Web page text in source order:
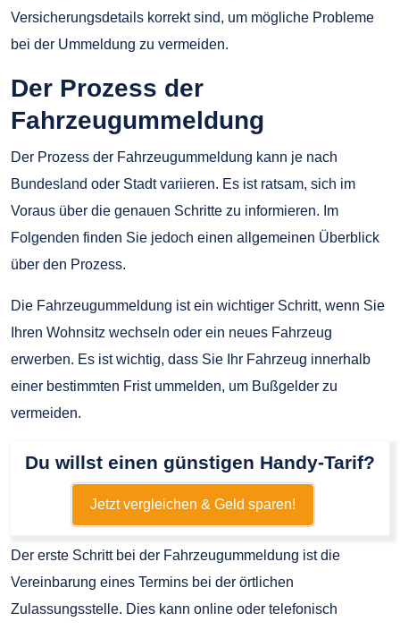
Versicherungsdetails korrekt sind, um mögliche Probleme
bei der Ummeldung zu vermeiden.
Der Prozess der
Fahrzeugummeldung
Der Prozess der Fahrzeugummeldung kann je nach
Bundesland oder Stadt variieren. Es ist ratsam, sich im
Voraus über die genauen Schritte zu informieren. Im
Folgenden finden Sie jedoch einen allgemeinen Überblick
über den Prozess.
Die Fahrzeugummeldung ist ein wichtiger Schritt, wenn Sie
Ihren Wohnsitz wechseln oder ein neues Fahrzeug
erwerben. Es ist wichtig, dass Sie Ihr Fahrzeug innerhalb
einer bestimmten Frist ummelden, um Bußgelder zu
vermeiden.
Du willst einen günstigen Handy-Tarif?
Jetzt vergleichen & Geld sparen!
Der erste Schritt bei der Fahrzeugummeldung ist die
Vereinbarung eines Termins bei der örtlichen
Zulassungsstelle. Dies kann online oder telefonisch